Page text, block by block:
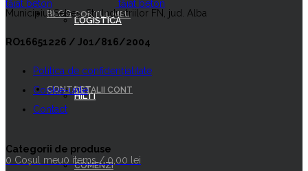
LOGISTICĂ
HILTI
CONTUL MEU
DETALII CONT
COMENZI
BLOG
CONTACT
0 Coșul meu0 items/0,00 lei
Municipiul Sebeș, Str. Industriilor FN, jud. Alba
RO16651226 / J01/816/2004
Politica de confidențialitate
Cookie-urile
Contact
Categorii de produse